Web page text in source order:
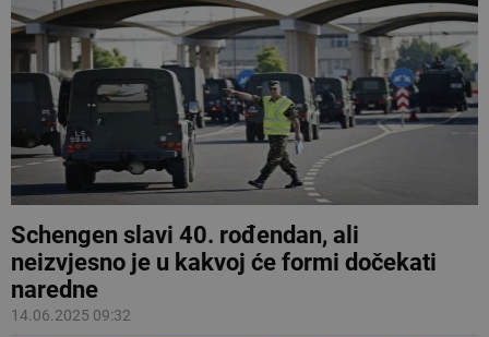
Schengen slavi 40. rođendan, ali
neizvjesno je u kakvoj će formi dočekati
naredne
14.06.2025 09:32